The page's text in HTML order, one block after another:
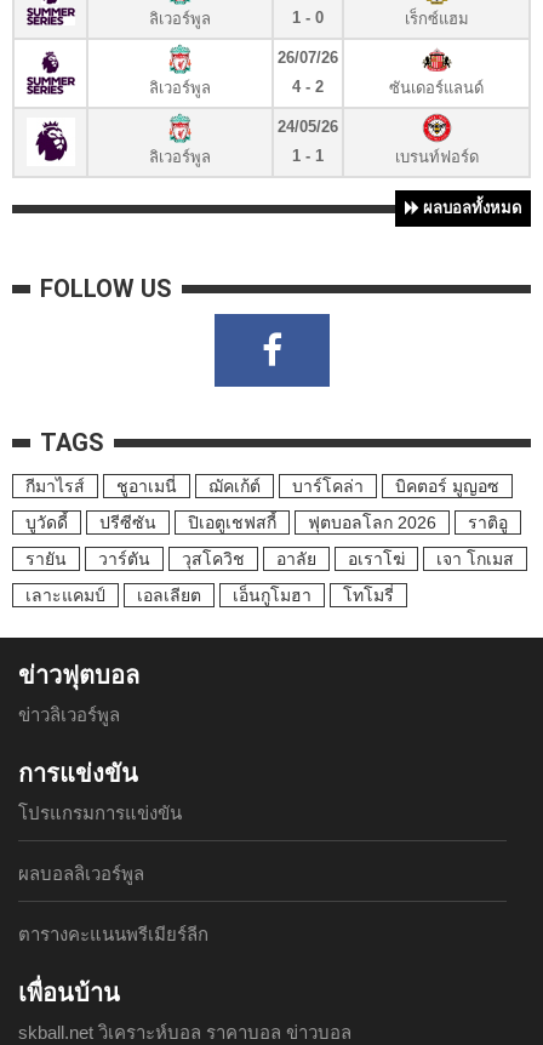
ลิเวอร์พูล
1 - 0
เร็กซ์แฮม
ลิเวอร์พูล
26/07/26
4 - 2
ซันเดอร์แลนด์
ลิเวอร์พูล
24/05/26
1 - 1
เบรนท์ฟอร์ด
ผลบอลทั้งหมด
FOLLOW US
TAGS
กีมาไรส์ ชูอาเมนี่ ฌัคเก้ต์ บาร์โคล่า
บิคตอร์ มูญอซ
บูวัดดี้
ปรีซีซัน ปิเอตูเชฟสกี้ ฟุตบอลโลก 2026
ราติอู
รายัน
วาร์ตัน วุสโควิช อาลัย อเราโฆ่
เจา โกเมส
เลาะแคมป์
เอลเลียต เอ็นกูโมฮา โทโมรี่
ข่าวฟุตบอล
ข่าวลิเวอร์พูล
การแข่งขัน
โปรแกรมการแข่งขัน
ผลบอลลิเวอร์พูล
ตารางคะแนนพรีเมียร์ลีก
เพื่อนบ้าน
skball.net วิเคราะห์บอล ราคาบอล ข่าวบอล